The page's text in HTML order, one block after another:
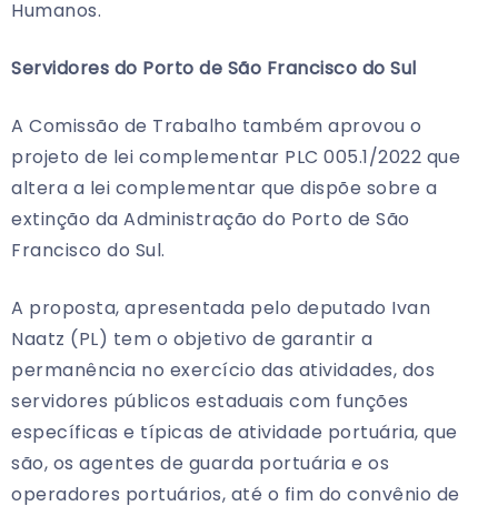
Humanos.
Servidores do Porto de São Francisco do Sul
A Comissão de Trabalho também aprovou o
projeto de lei complementar PLC 005.1/2022 que
altera a lei complementar que dispõe sobre a
extinção da Administração do Porto de São
Francisco do Sul.
A proposta, apresentada pelo deputado Ivan
Naatz (PL) tem o objetivo de garantir a
permanência no exercício das atividades, dos
servidores públicos estaduais com funções
específicas e típicas de atividade portuária, que
são, os agentes de guarda portuária e os
operadores portuários, até o fim do convênio de